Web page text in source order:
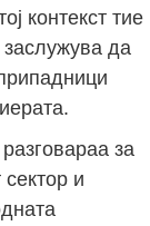
контекст тие
заслужува да
за
и